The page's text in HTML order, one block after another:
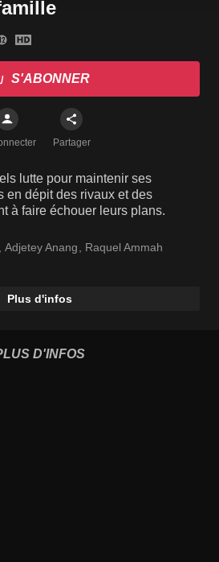
S'ABONNER
Partager
lutte pour maintenir ses
en dépit des rivaux et des
à faire échouer leurs plans.
, Adjetey Anang, Raquel Ammah
Plus d'infos
D'INFOS